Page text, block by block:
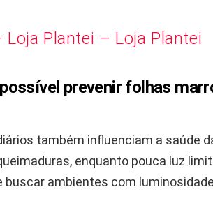
Plantei – Loja Plantei
prevenir folhas
também influenciam a saúde
enquanto pouca luz
ambientes com